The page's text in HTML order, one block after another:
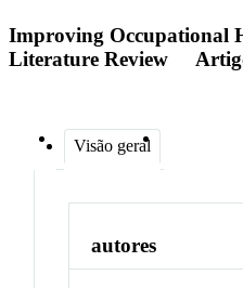
Improving Occupational
Literature Review
Visão geral
autores